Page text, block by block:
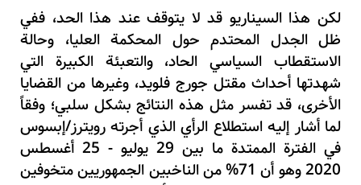
لكن هذا السيناريو قد لا يتوقف عند هذا الحد، ففي
ظل الجدل المحتدم حول المحكمة العليا، وحالة
الاستقطاب السياسي الحاد، والتعبئة الكبيرة التي
شهدتها أحداث مقتل جورج فلويد، وغيرها من القضايا
الأخرى، قد تفسر مثل هذه النتائج بشكل سلبي؛ وفقاً
لما أشار إليه استطلاع الرأي الذي أجرته رويترز/إبسوس
في الفترة الممتدة ما بين 29 يوليو - 25 أغسطس
2020 وهو أن 71% من الناخبين الجمهوريين متخوفين